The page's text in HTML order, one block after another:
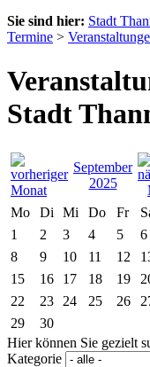
Sie sind hier: Stadt
Termine >
Stadt
September
2025
Mo
Di Mi Do Fr
1
2 3 4 5 6
8
9 10 11 12
15
16 17 18 19
22
23 24 25 26
29
30
Hier können Sie gezielt
Kategorie